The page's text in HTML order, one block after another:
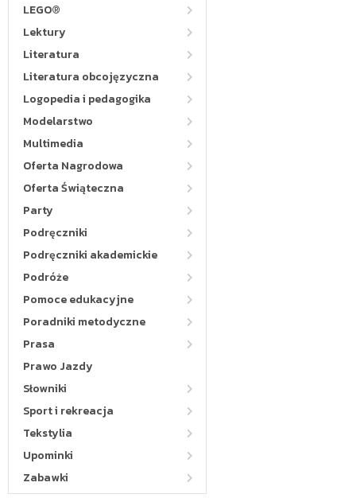
LEGO®
Lektury
Literatura
Literatura obcojęzyczna
Logopedia i pedagogika
Modelarstwo
Multimedia
Oferta Nagrodowa
Oferta Świąteczna
Party
Podręczniki
Podręczniki akademickie
Podróże
Pomoce edukacyjne
Poradniki metodyczne
Prasa
Prawo Jazdy
Słowniki
Sport i rekreacja
Tekstylia
Upominki
Zabawki